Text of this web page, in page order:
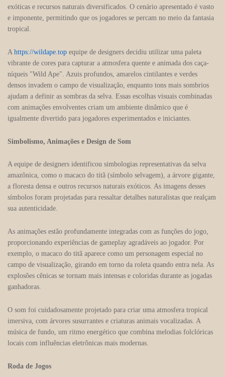
exóticas e recursos naturais diversificados. O cenário apresentado é vasto
e imponente, permitindo que os jogadores se percam no meio da fantasia
tropical.
A https://wildape.top equipe de designers decidiu utilizar uma paleta
vibrante de cores para capturar a atmosfera quente e animada dos caça-
níqueis "Wild Ape". Azuis profundos, amarelos cintilantes e verdes
densos invadem o campo de visualização, enquanto tons mais sombrios
ajudam a definir as sombras da selva. Essas escolhas visuais combinadas
com animações envolventes criam um ambiente dinâmico que é
igualmente divertido para jogadores experimentados e iniciantes.
Simbolismo, Animações e Design de Som
A equipe de designers identificou simbologias representativas da selva
amazônica, como o macaco do titã (símbolo selvagem), a árvore gigante,
a floresta densa e outros recursos naturais exóticos. As imagens desses
símbolos foram projetadas para ressaltar detalhes naturalistas que realçam
sua autenticidade.
As animações estão profundamente integradas com as funções do jogo,
proporcionando experiências de gameplay agradáveis ao jogador. Por
exemplo, o macaco do titã aparece como um personagem especial no
campo de visualização, girando em torno da roleta quando entra nela. As
explosões cênicas se tornam mais intensas e coloridas durante as jogadas
ganhadoras.
O som foi cuidadosamente projetado para criar uma atmosfera tropical
imersiva, com árvores susurrantes e criaturas animais vocalizadas. A
música de fundo, um ritmo energético que combina melodias folclóricas
locais com influências eletrônicas mais modernas.
Roda de Jogos